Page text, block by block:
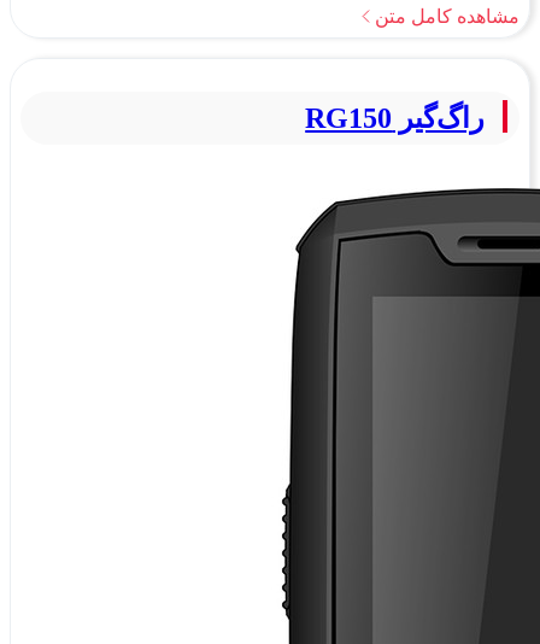
مشاهده کامل متن
راگ‌گیر RG150